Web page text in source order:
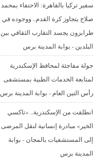
سفير تركيا بالقاهرة: الاحتفاء بمحمد
صلاح يتجاوز كرة القدم.. ووجوده في
طرابزون يجسد التقارب الثقافي بين
البلدين - بوابة المدينة برس
جولة مفاجئة لمحافظ الإسكندرية
لمتابعة الخدمات الطبية بمستشفى
رأس التين العام - بوابة المدينة برس
انطلقت من الإسكندرية.. «تاكسي
الخير» مبادرة إنسانية لنقل المرضى
إلى المستشفيات بالمجان - بوابة
المدينة برس